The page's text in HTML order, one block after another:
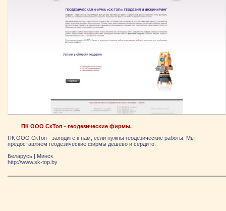
ПК ООО СкТоп - геодезические фирмы.
ПК ООО СкТоп - заходите к нам, если нужны геодезические работы. Мы
предоставляем геодезические фирмы дешево и сердито.
Беларусь | Минск
http://www.sk-top.by